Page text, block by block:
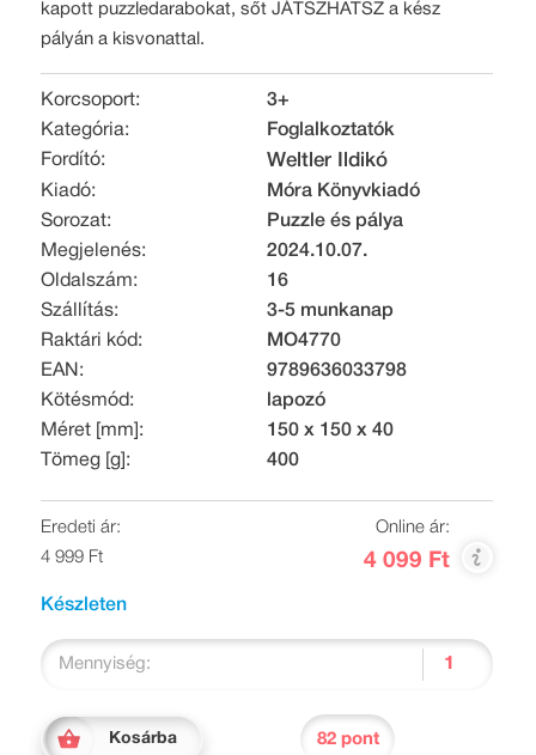
kapott puzzledarabokat, sőt JÁTSZHATSZ a kész
pályán a kisvonattal.
Korcsoport:
3+
Kategória:
Foglalkoztatók
Fordító:
Weltler Ildikó
Kiadó:
Móra Könyvkiadó
Sorozat:
Puzzle és pálya
Megjelenés:
2024.10.07.
Oldalszám:
16
Szállítás:
3-5 munkanap
Raktári kód:
MO4770
EAN:
9789636033798
Kötésmód:
lapozó
Méret [mm]:
150 x 150 x 40
Tömeg [g]:
400
Eredeti ár:
4 999 Ft
Online ár:
4 099 Ft
Készleten
Mennyiség:
Kosárba 82 pont